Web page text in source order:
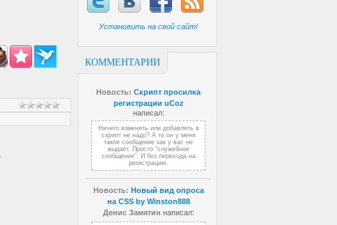
Установить на свой сайт!
КОММЕНТАРИИ
Новость: Скрипт просилка
регистрации uCoz
написал:
Ничего изменять или добавлять в
скрипт не надо? А то он у меня
такое сообщение как у вас не
выдаёт. Просто "служебное
сообщение". И без перехода на
регистрацию.
Новость: Новый вид опроса
на CSS by Winston888
Денис Замятин написал: